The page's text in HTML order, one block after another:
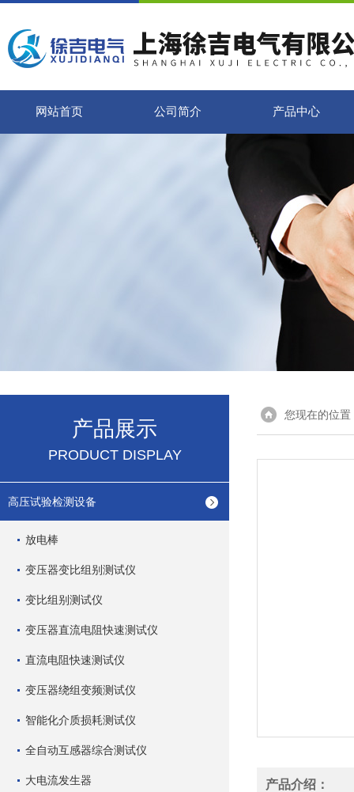
网站首页 公司简介 产品中心
产品展示
PRODUCT DISPLAY
高压试验检测设备
放电棒
变压器变比组别测试仪
变比组别测试仪
变压器直流电阻快速测试仪
直流电阻快速测试仪
变压器绕组变频测试仪
智能化介质损耗测试仪
全自动互感器综合测试仪
大电流发生器
您现在的位置
产品介绍：